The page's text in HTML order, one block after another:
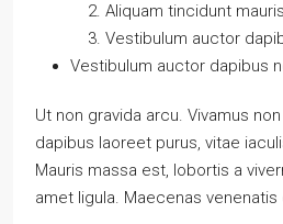
Aliquam tincidunt
Vestibulum auctor
Vestibulum auctor dapibus
Ut non gravida arcu. Vivamus
dapibus laoreet purus, vitae
Mauris massa est, lobortis a
amet ligula. Maecenas